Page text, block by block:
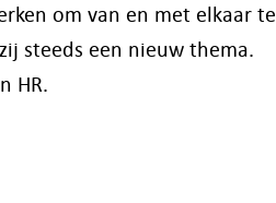
om van en met elkaar te
steeds een nieuw thema.
HR.